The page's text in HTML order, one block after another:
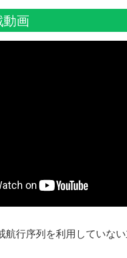
動画
行序列を利用していない